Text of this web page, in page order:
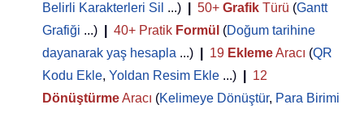
Belirli Karakterleri Sil ...) 50+ Grafik Türü (Gantt
Grafiği ...) 40+ Pratik Formül (Doğum tarihine
dayanarak yaş hesapla ...) 19 EklemeAracı (QR
Kodu Ekle, Yoldan Resim Ekle ...)
12
DönüştürmeAracı (Kelimeye Dönüştür, Para Birimi